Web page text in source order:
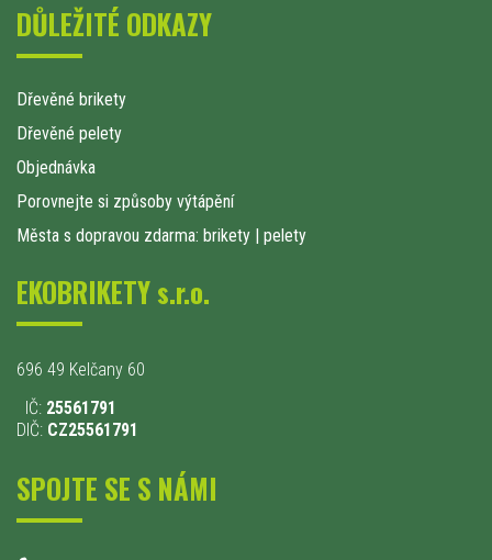
DŮLEŽITÉ ODKAZY
Dřevěné brikety
Dřevěné pelety
Objednávka
Porovnejte si způsoby výtápění
Města s dopravou zdarma: brikety | pelety
EKOBRIKETY s.r.o.
696 49 Kelčany 60
IČ: 25561791
DIČ: CZ25561791
SPOJTE SE S NÁMI